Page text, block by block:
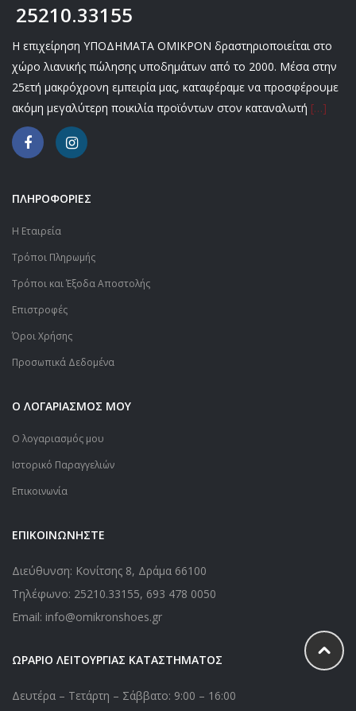
25210.33155
Η επιχείρηση ΥΠΟΔΗΜΑΤΑ ΟΜΙΚΡΟΝ δραστηριοποιείται στο
χώρο λιανικής πώλησης υποδημάτων από το 2000. Μέσα στην
25ετή μακρόχρονη εμπειρία μας, καταφέραμε να προσφέρουμε
ακόμη μεγαλύτερη ποικιλία προϊόντων στον καταναλωτή […]
ΠΛΗΡΟΦΟΡΙΕΣ
Η Εταιρεία
Τρόποι Πληρωμής
Τρόποι και Έξοδα Αποστολής
Επιστροφές
Όροι Χρήσης
Προσωπικά Δεδομένα
Ο ΛΟΓΑΡΙΑΣΜΟΣ ΜΟΥ
Ο λογαριασμός μου
Ιστορικό Παραγγελιών
Επικοινωνία
ΕΠΙΚΟΙΝΩΝΗΣΤΕ
Διεύθυνση: Κονίτσης 8, Δράμα 66100
Τηλέφωνο: 25210.33155, 693 478 0050
Email: info@omikronshoes.gr
ΩΡΑΡΙΟ ΛΕΙΤΟΥΡΓΙΑΣ ΚΑΤΑΣΤΗΜΑΤΟΣ
Δευτέρα – Τετάρτη – Σάββατο: 9:00 – 16:00